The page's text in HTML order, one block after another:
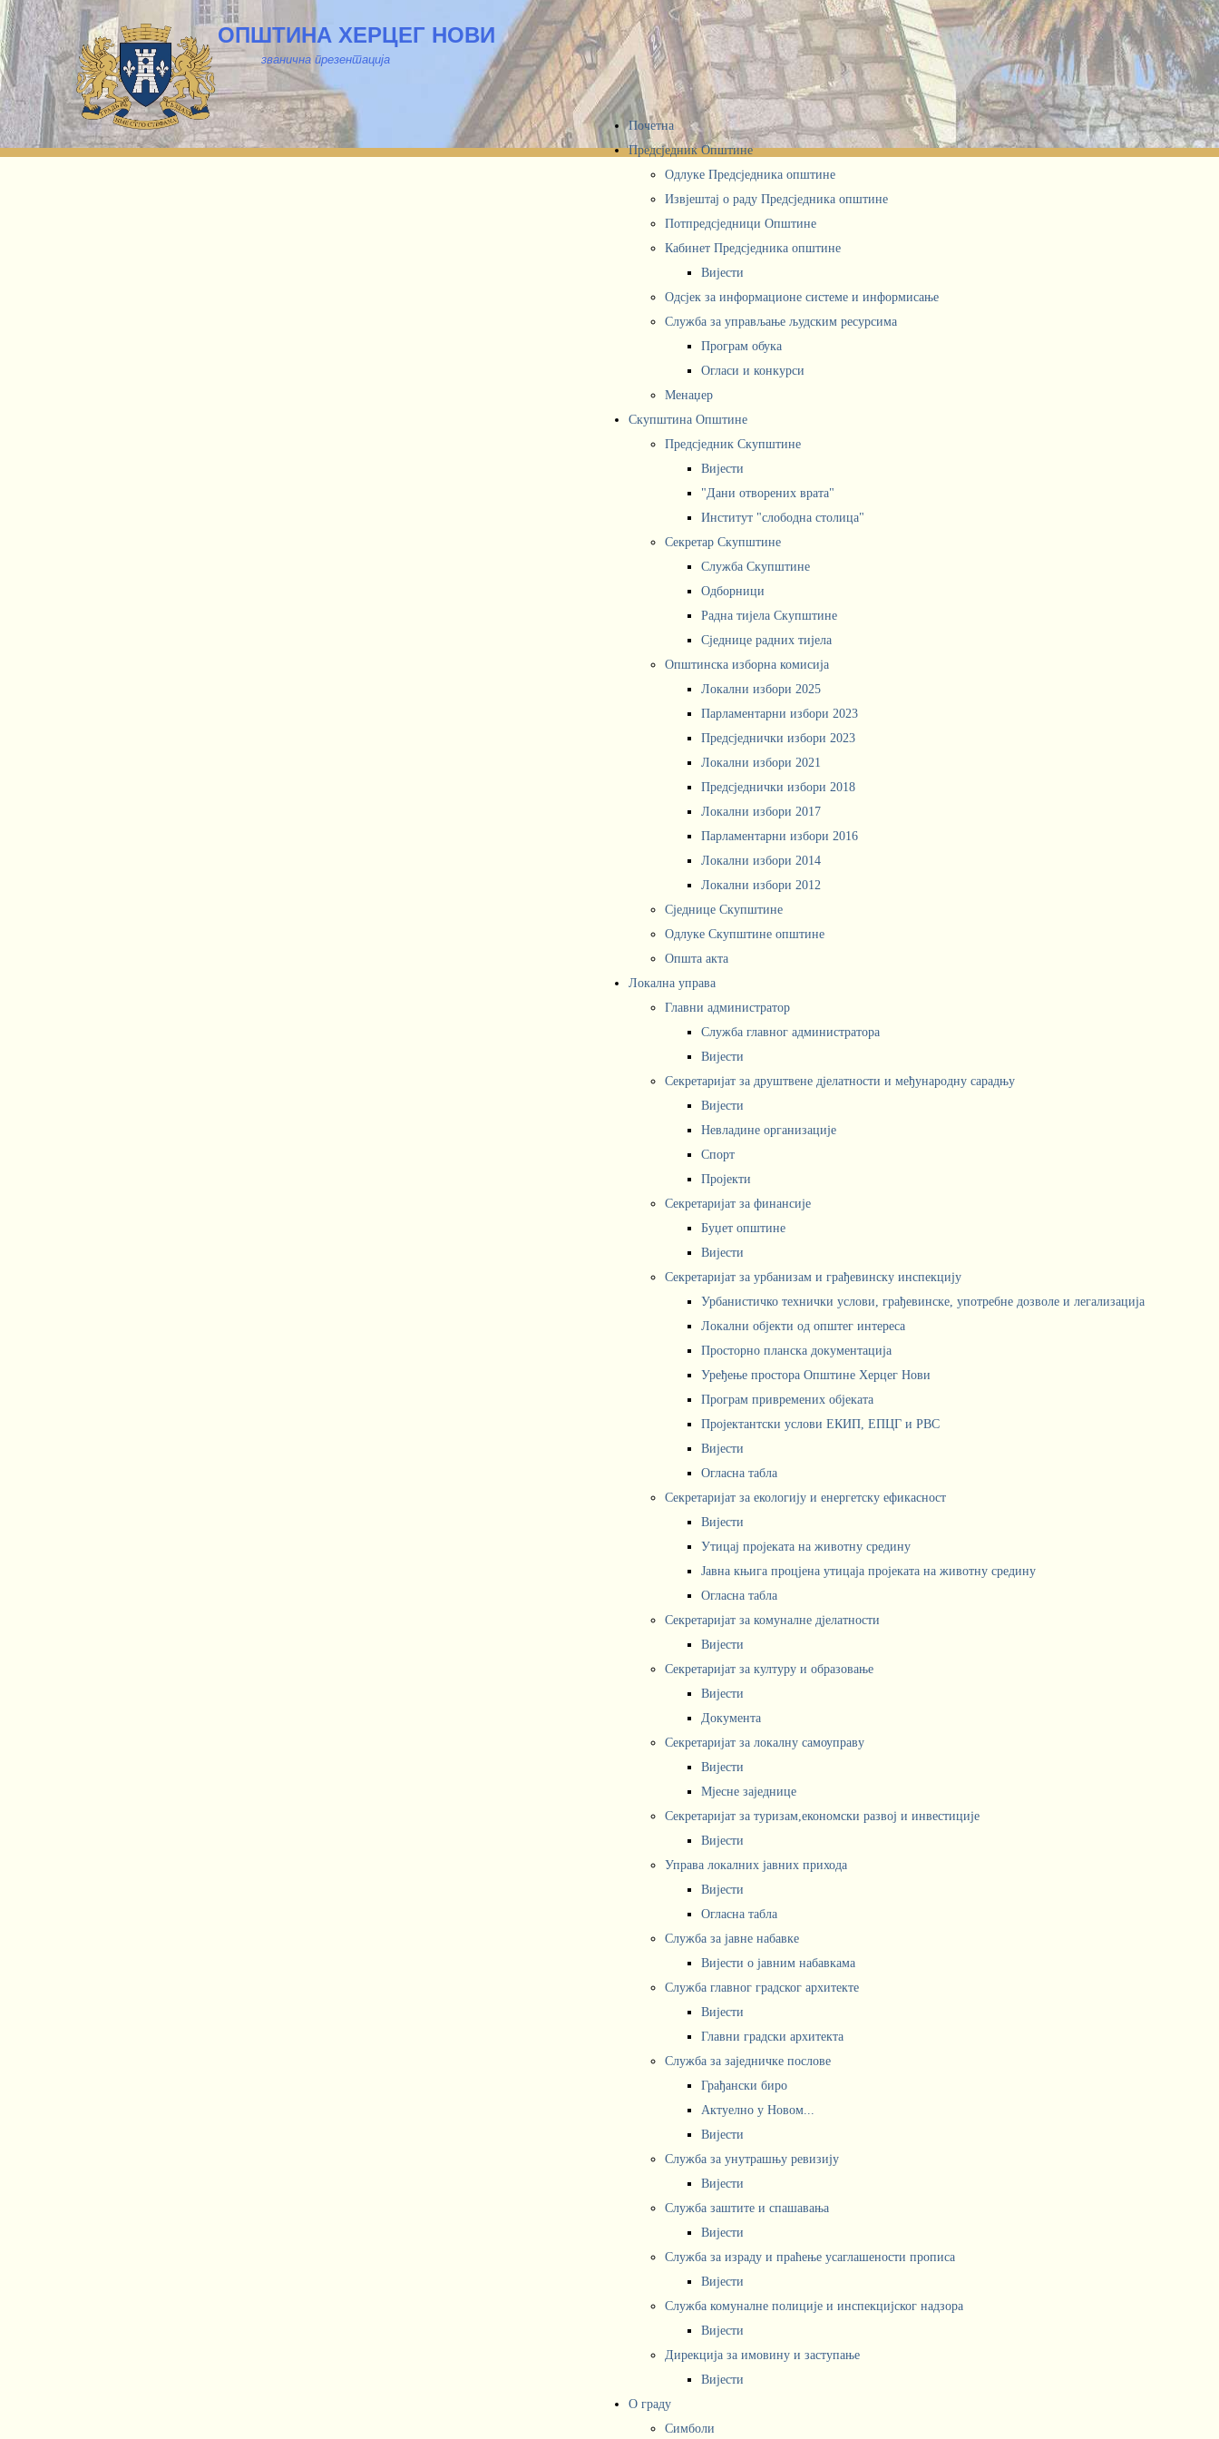
ОПШТИНА ХЕРЦЕГ НОВИ
званична презентација
Почетна
Предсједник Општине
Одлуке Предсједника општине
Извјештај о раду Предсједника општине
Потпредсједници Општине
Кабинет Предсједника oпштине
Вијести
Одсјек за информационе системе и информисање
Служба за управљање људским ресурсима
Програм обука
Огласи и конкурси
Менаџер
Скупштина Општине
Предсједник Скупштине
Вијести
"Дани отворених врата"
Институт "слободна столица"
Секретар Скупштине
Служба Скупштине
Одборници
Радна тијела Скупштине
Сједнице радних тијела
Општинска изборна комисија
Локални избори 2025
Парламентарни избори 2023
Предсједнички избори 2023
Локални избори 2021
Предсједнички избори 2018
Локални избори 2017
Парламентарни избори 2016
Локални избори 2014
Локални избори 2012
Сједнице Скупштине
Одлуке Скупштине општине
Општа акта
Локална управа
Главни администратор
Служба главног администратора
Вијести
Секретаријат за друштвене дјелатности и међународну сарадњу
Вијести
Невладине организације
Спорт
Пројекти
Секретаријат за финансије
Буџет општине
Вијести
Секретаријат за урбанизам и грађевинску инспекцију
Урбанистичко технички услови, грађевинске, употребне дозволе и легализација
Локални објекти од општег интереса
Просторно планска документација
Уређење простора Општине Херцег Нови
Програм привремених објеката
Пројектантски услови ЕКИП, ЕПЦГ и РВС
Вијести
Огласна табла
Секретаријат за екологију и енергетску ефикасност
Вијести
Утицај пројеката на животну средину
Јавна књига процјена утицаја пројеката на животну средину
Огласна табла
Секретаријат за комуналне дјелатности
Вијести
Секретаријат за културу и образовање
Вијести
Документа
Секретаријат за локалну самоуправу
Вијести
Мјесне заједнице
Секретаријат за туризам,економски развој и инвестиције
Вијести
Управа локалних јавних прихода
Вијести
Огласна табла
Служба за јавне набавке
Вијести о јавним набавкама
Служба главног градског архитекте
Вијести
Главни градски архитекта
Служба за заједничке послове
Грађански биро
Актуелно у Новом...
Вијести
Служба за унутрашњу ревизију
Вијести
Служба заштите и спашавања
Вијести
Служба за израду и праћење усаглашености прописа
Вијести
Служба комуналне полиције и инспекцијског надзора
Вијести
Дирекција за имовину и заступање
Вијести
О граду
Симболи